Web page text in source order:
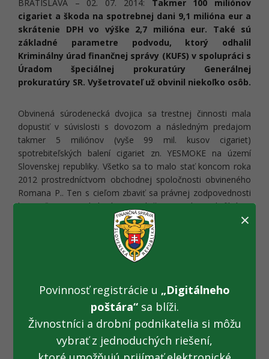
BRATISLAVA – 02. 07. 2014: Takmer 100 miliónov
cigariet a škoda na spotrebnej dani 9,1 milióna eur a
skrátenie DPH vo výške 2,7 milióna eur. Také sú
základné parametre podvodu, ktorý odhalil
Kriminálny úrad finančnej správy (KUFS) v spolupráci s
Úradom špeciálnej prokuratúry Generálnej
prokuratúry SR. Vyšetrovateľ už obvinil niekoľko osôb.
Obvinená súrodenecká dvojica sa trestnej činnosti mala
dopustiť v súvislosti s dovozom a následným predajom
takmer 5 miliónov (vyše 99 mil. kusov cigariet)
spotrebiteľských balení cigariet zn. YESMOKE na území
Slovenskej republiky. Všetko sa to malo stať koncom roka
2012 prostredníctvom obchodnej spoločnosti obvineného
Romana P.. Ten s cieľom zbaviť sa právnej zodpovednosti
konateľa tejto obchodnej spoločnosti vyhotovil fiktívne
listiny o prevode časti obchodného podielu a konateľstva
na tri roky mŕtvu osobu Milana K.. Okrem toho vystavil aj
ďalšie fiktívne dokumenty súvisiace so zmenou konateľa,
pri ktorých sfalšovala obvinená Zuzana P. podpisy Milana K.
K. využili údaje z falošného občianskeho preukazu na meno
Milana K., ktorý predložili na matričných úradoch. Následne
spoločne vyhotovili a doručili správcovi dane daňové
priznanie obchodnej spoločnosti k spotrebnej dani z
tabakových výrobkov. Opäť so sfalšovanými podpismi.
Spoločnosť ale daň nezaplatila, čím ukrátila štátny rozpočet
×
Povinnosť registrácie u „Digitálneho
poštára“sa blíži.
Živnostníci a drobní podnikatelia si môžu
vybrať z jednoduchých riešení,